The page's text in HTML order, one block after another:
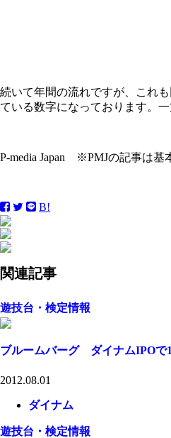
続いて年間の流れですが、これ
ている数字になっております。
P-media Japan ※PMJの記事は基
B!
関連記事
遊技台・検定情報
ブルームバーグ ダイナムIPOで
2012.08.01
ダイナム
遊技台・検定情報